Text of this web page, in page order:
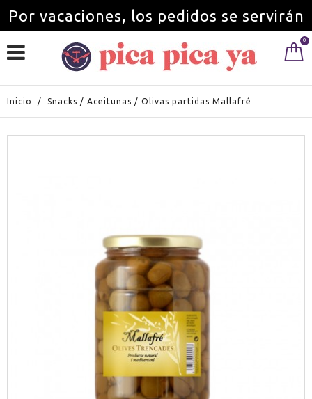
Por vacaciones, los pedidos se servirán
a partir del 1 de septiembre.
0
Inicio / Snacks / Aceitunas / Olivas partidas Mallafré